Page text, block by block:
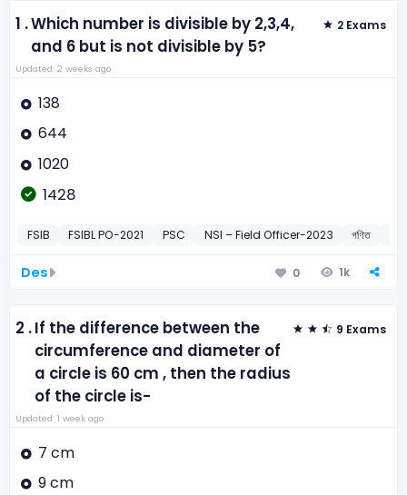
1 .Which number is divisible by 2,3,4,
and 6 but is not divisible by 5?
2 Exams
Updated: 2 weeks ago
138
644
1020
1428
FSIB FSIBL PO-2021 PSC NSI – Field Officer-2023 গণিত
Des 0 1k
2 .If the difference between the
circumference and diameter of
a circle is 60 cm , then the radius
of the circle is-
9 Exams
Updated: 1 week ago
7 cm
9 cm